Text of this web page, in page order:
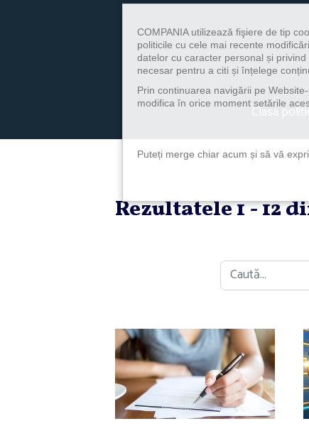
Clasa
Rezultatele 1 - 12
Caută
COMPANIA utilizează fişiere de tip
politicile cu cele mai recente
datelor cu caracter personal și
necesar pentru a citi și înțelege
Prin continuarea navigării pe
modifica în orice moment setările
Puteți merge chiar acum și să vă